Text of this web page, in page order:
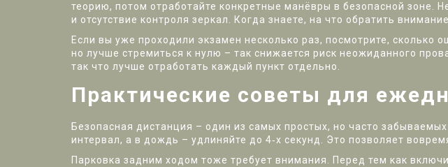
теорию, потом отработайте конкретные манёвры в безопасной зоне.
и отсутствие контроля зеркал. Когда знаете, на что обратить
Если вы уже проходили экзамен несколько раз, посмотрите, сколько
но лучше стремиться к нулю – так снижается риск неожиданного
так что лучше отработать каждый пункт отдельно.
Практические советы для
Безопасная дистанция – один из самых простых, но часто
интервал, а в дождь – удлиняйте до 4‑х секунд. Это позволяет
Парковка задним ходом тоже требует внимания. Перед тем как